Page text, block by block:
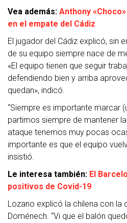
Vea además: Anthony
en el empate del Cádiz
El jugador del Cádiz explicó, sin
de su equipo siempre nace de
«El equipo tienen que seguir
defendiendo bien y arriba
quedan», indicó.
“Siempre es importante marcar
partimos siempre de mantener
ataque tenemos muy pocas
importante es que el equipo
insistió.
Le interesa también: El
positivos de Covid-19
Lozano explicó la chilena con la
Doménech. “Vi que el balón